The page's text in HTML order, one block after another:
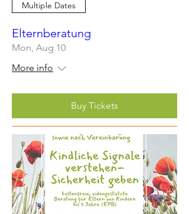
Multiple Dates
Elternberatung
Mon, Aug 10
More info
Buy Tickets